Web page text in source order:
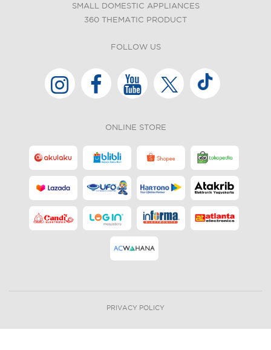
SMALL DOMESTIC APPLIANCES
360 THEMATIC PRODUCT
FOLLOW US
ONLINE STORE
PRIVACY POLICY